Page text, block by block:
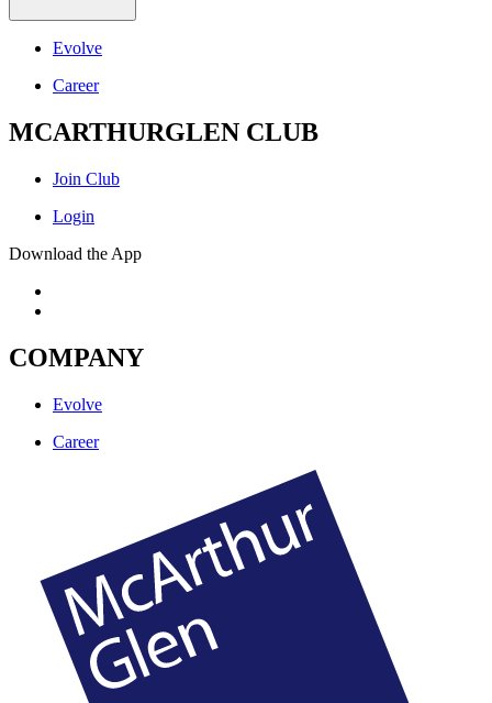
Evolve
Career
MCARTHURGLEN CLUB
Join Club
Login
Download the App
COMPANY
Evolve
Career